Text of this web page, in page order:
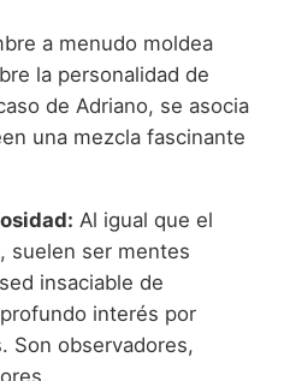
a menudo moldea
la personalidad de
de Adriano, se asocia
una mezcla fascinante
Al igual que el
suelen ser mentes
insaciable de
interés por
Son observadores,